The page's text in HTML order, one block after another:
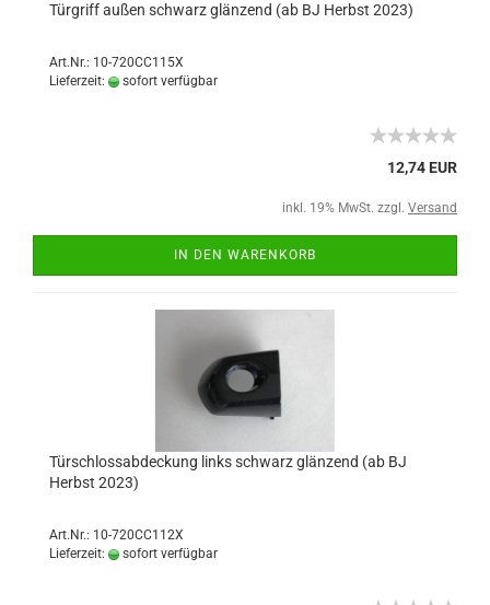
Türgriff außen schwarz glänzend (ab BJ Herbst 2023)
Art.Nr.: 10-720CC115X
Lieferzeit:
sofort verfügbar
12,74 EUR
inkl. 19% MwSt. zzgl. Versand
IN DEN WARENKORB
Türschlossabdeckung links schwarz glänzend (ab BJ
Herbst 2023)
Art.Nr.: 10-720CC112X
Lieferzeit:
sofort verfügbar